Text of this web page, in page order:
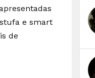
e smart
de